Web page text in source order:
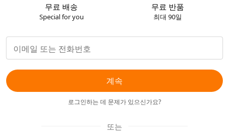
무료 배송
Special for you
무료 반품
최대 90일
계속
로그인하는 데 문제가 있으신가요?
또는